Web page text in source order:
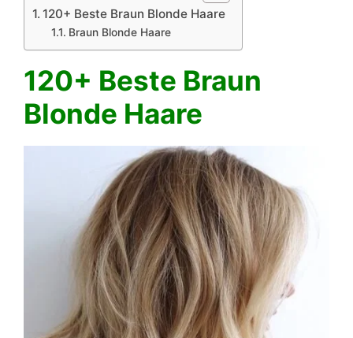
120+ Beste Braun Blonde Haare
Braun Blonde Haare
120+ Beste Braun
Blonde Haare